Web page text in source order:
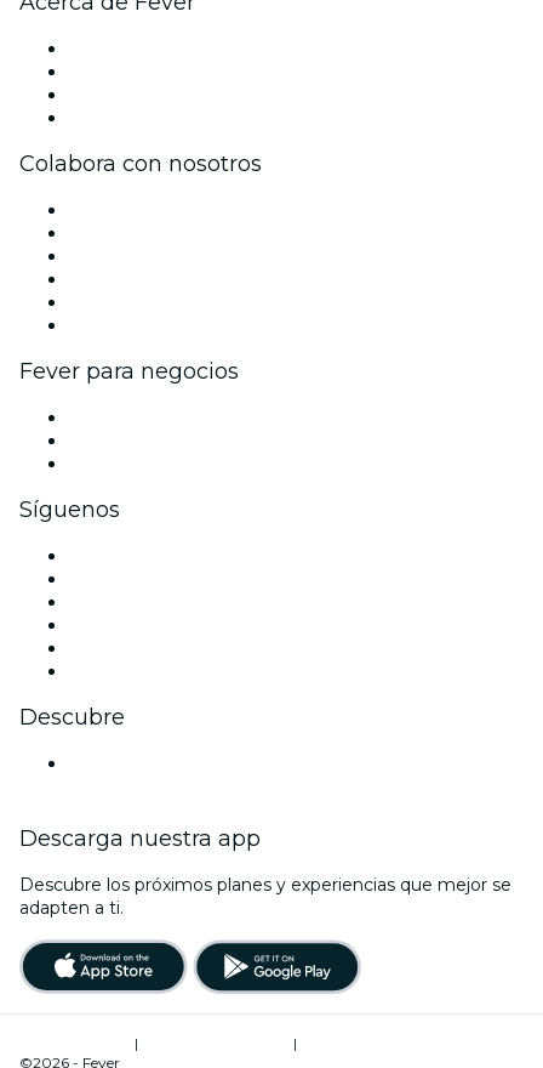
Colabora con nosotros
Fever para negocios
Síguenos
Descubre
Descarga nuestra app
Descubre los próximos planes y experiencias que mejor se
adapten a ti.
| |
©2026 - Fever